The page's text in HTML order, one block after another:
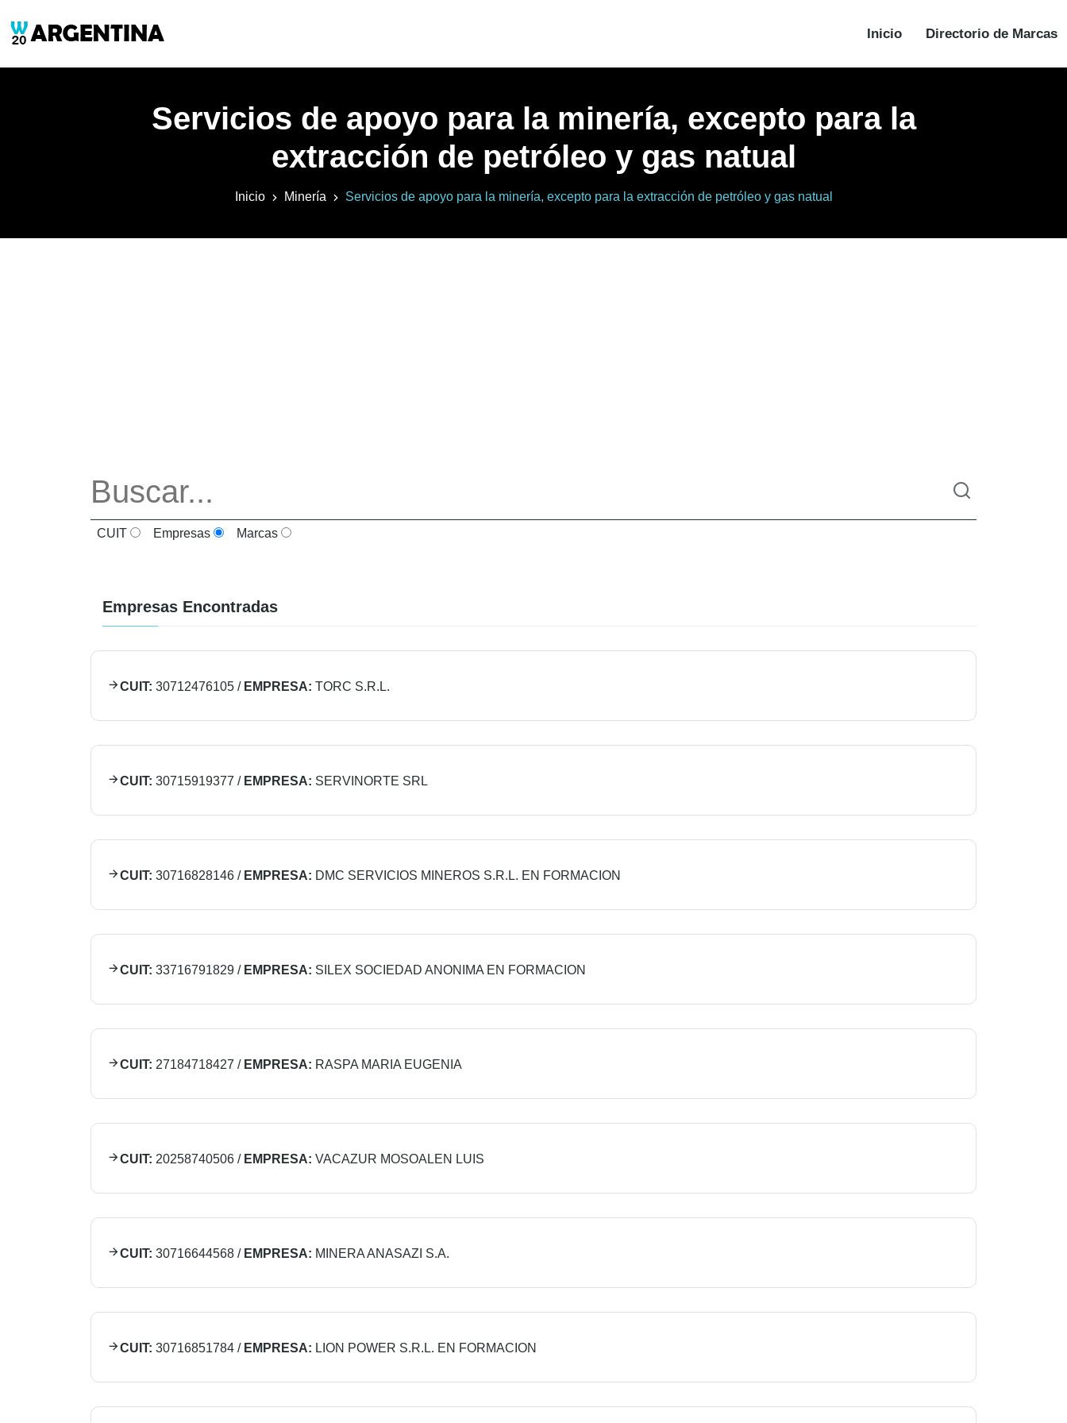
Inicio Directorio de Marcas
Servicios de apoyo para la minería, excepto para la
extracción de petróleo y gas natual
Inicio Minería Servicios de apoyo para la minería, excepto para la extracción de petróleo y gas natual
CUIT Empresas Marcas
Empresas Encontradas
CUIT: 30712476105 / EMPRESA: TORC S.R.L.
CUIT: 30715919377 / EMPRESA: SERVINORTE SRL
CUIT: 30716828146 / EMPRESA: DMC SERVICIOS MINEROS S.R.L. EN FORMACION
CUIT: 33716791829 / EMPRESA: SILEX SOCIEDAD ANONIMA EN FORMACION
CUIT: 27184718427 / EMPRESA: RASPA MARIA EUGENIA
CUIT: 20258740506 / EMPRESA: VACAZUR MOSOALEN LUIS
CUIT: 30716644568 / EMPRESA: MINERA ANASAZI S.A.
CUIT: 30716851784 / EMPRESA: LION POWER S.R.L. EN FORMACION